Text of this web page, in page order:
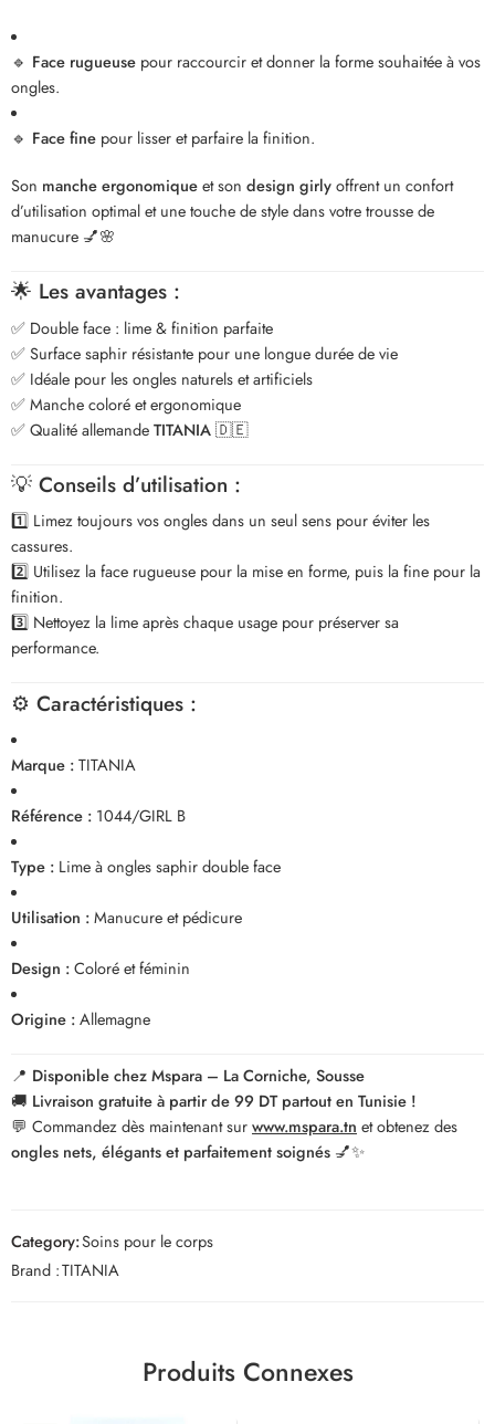
🔹 Face rugueuse pour raccourcir et donner la forme souhaitée à vos
ongles.
🔹 Face fine pour lisser et parfaire la finition.
Son manche ergonomiqueet son design girlyoffrent un confort
d’utilisation optimal et une touche de style dans votre trousse de
manucure 💅🌸
🌟 Les avantages :
✅ Double face : lime & finition parfaite
✅ Surface saphir résistante pour une longue durée de vie
✅ Idéale pour les ongles naturels et artificiels
✅ Manche coloré et ergonomique
✅ Qualité allemandeTITANIA🇩🇪
💡 Conseils d’utilisation :
1️⃣ Limez toujours vos ongles dans un seul sens pour éviter les
cassures.
2️⃣ Utilisez la face rugueuse pour la mise en forme, puis la fine pour la
finition.
3️⃣ Nettoyez la lime après chaque usage pour préserver sa
performance.
⚙️ Caractéristiques :
Marque :TITANIA
Référence : 1044/GIRL B
Type : Lime à ongles saphir double face
Utilisation :Manucure et pédicure
Design :Coloré et féminin
Origine :Allemagne
📍 Disponible chez Mspara – La Corniche, Sousse
🚚 Livraison gratuite à partir de 99 DT partout en Tunisie !
💬 Commandez dès maintenant surwww.mspara.tn et obtenez des
ongles nets, élégants et parfaitement soignés 💅✨
Category:Soins pour le corps
Brand :TITANIA
Produits Connexes